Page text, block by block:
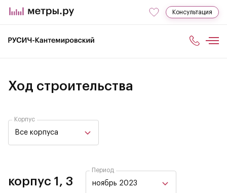
Консультация
Ход строительства
Корпус
Все корпуса
корпус 1, 3
Период
ноябрь 2023